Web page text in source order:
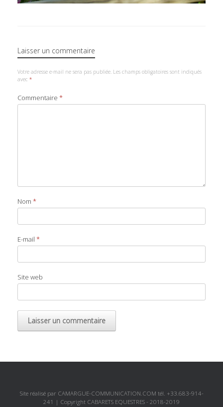
Laisser un commentaire
Votre adresse e-mail ne sera pas publiée. Les champs obligatoires sont indiqués
avec *
Commentaire *
Nom *
E-mail *
Site web
Site réalisé par CAMARGUE-COMMUNICATION.COM tél. +33.683-914-
241 | Copyright CABARETS EQUESTRES - 2018-2019